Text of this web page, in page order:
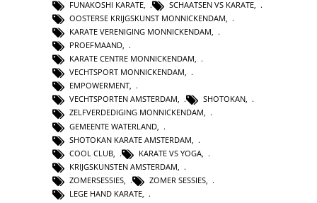
FUNAKOSHI KARATE
SCHAATSEN VS KARATE
OOSTERSE KRIJGSKUNST MONNICKENDAM,
KARATE VERENIGING MONNICKENDAM,
PROEFMAAND,
KARATE CENTRE MONNICKENDAM,
VECHTSPORT MONNICKENDAM,
EMPOWERMENT,
VECHTSPORTEN AMSTERDAM, SHOTOKAN,
ZELFVERDEDIGING MONNICKENDAM,
GEMEENTE WATERLAND
SHOTOKAN KARATE AMSTERDAM
COOL CLUB
KARATE VS YOGA
KRIJGSKUNSTEN AMSTERDAM
ZOMERSESSIES
ZOMER SESSIES
LEGE HAND KARATE